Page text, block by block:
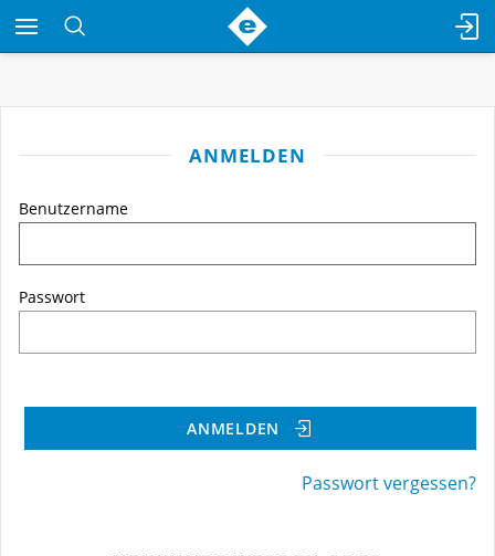
ANMELDEN
Benutzername
Passwort
ANMELDEN
Passwort vergessen?